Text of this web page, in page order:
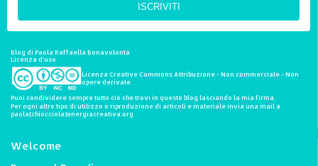
ISCRIVITI
Blog di Paola Raffaella Bonavolontà
Licenza d'uso
Licenza Creative Commons Attribuzione - Non commerciale - Non
opere derivate.
Puoi condividere sempre tutto ciò che trovi in questo blog lasciando la mia firma.
Per ogni altro tipo di utilizzo o riproduzione di articoli e materiale invia una mail a
paola[chiocciola]energiacreativa.org
Welcome